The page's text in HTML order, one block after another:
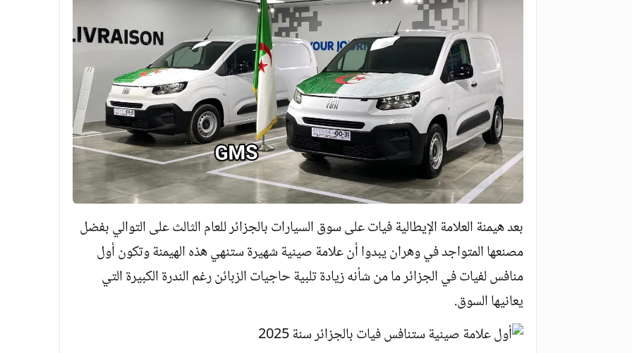
بعد هيمنة العلامة الإيطالية فيات على سوق السيارات بالجزائر للعام الثالث على التوالي بفضل
مصنعها المتواجد في وهران يبدوا أن علامة صينية شهيرة ستنهي هذه الهيمنة وتكون أول
منافس لفيات في الجزائر ما من شأنه زيادة تلبية حاجيات الزبائن رغم الندرة الكبيرة التي
يعانيها السوق.